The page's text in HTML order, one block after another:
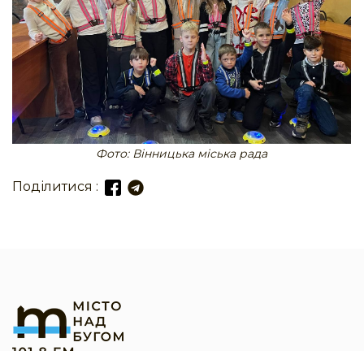
Фото: Вінницька міська рада
Поділитися :